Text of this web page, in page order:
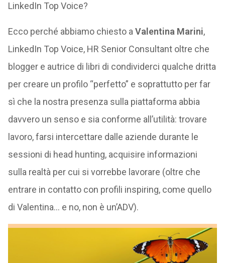
LinkedIn Top Voice?
Ecco perché abbiamo chiesto a Valentina Marini,
LinkedIn Top Voice, HR Senior Consultant oltre che
blogger e autrice di libri di condividerci qualche dritta
per creare un profilo “perfetto” e soprattutto per far
sì che la nostra presenza sulla piattaforma abbia
davvero un senso e sia conforme all’utilità: trovare
lavoro, farsi intercettare dalle aziende durante le
sessioni di head hunting, acquisire informazioni
sulla realtà per cui si vorrebbe lavorare (oltre che
entrare in contatto con profili inspiring, come quello
di Valentina… e no, non è un’ADV).